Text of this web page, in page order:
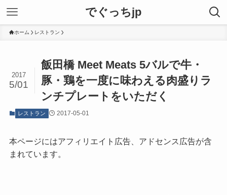
でぐっちjp
ホーム レストラン
飯田橋 Meet Meats 5バルで牛・
豚・鶏を一度に味わえる肉盛りラ
ンチプレートをいただく
2017
5/01
レストラン 2017-05-01
本ページにはアフィリエイト広告、アドセンス広告が含
まれています。